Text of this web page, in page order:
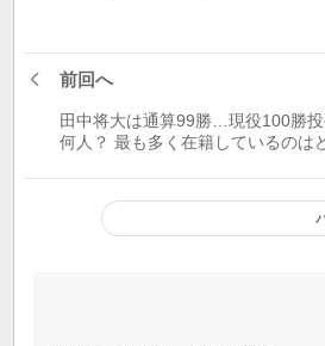
前回へ
田中将大は通算99勝…現役100勝
何人？ 最も多く在籍しているのは